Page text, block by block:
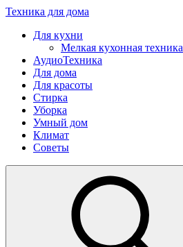
Техника для дома
Для кухни
Мелкая кухонная техника
АудиоТехника
Для дома
Для красоты
Стирка
Уборка
Умный дом
Климат
Советы